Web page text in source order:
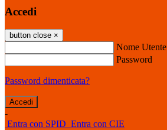
Accedi
button close ×
Nome Utente
Password
Password dimenticata?
-
Entra con SPID Entra con CIE